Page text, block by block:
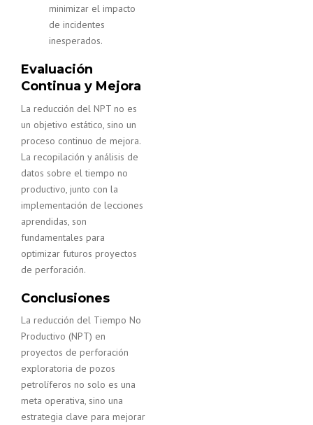
minimizar el impacto
de incidentes
inesperados.
Evaluación
Continua y Mejora
La reducción del NPT no es
un objetivo estático, sino un
proceso continuo de mejora.
La recopilación y análisis de
datos sobre el tiempo no
productivo, junto con la
implementación de lecciones
aprendidas, son
fundamentales para
optimizar futuros proyectos
de perforación.
Conclusiones
La reducción del Tiempo No
Productivo (NPT) en
proyectos de perforación
exploratoria de pozos
petrolíferos no solo es una
meta operativa, sino una
estrategia clave para mejorar